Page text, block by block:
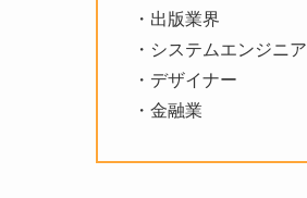
・出版業界
・システムエンジニア
・デザイナー
・金融業